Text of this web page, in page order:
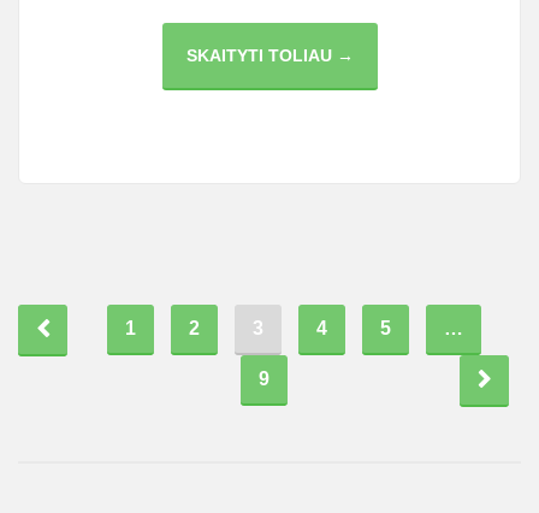
SKAITYTI TOLIAU →
ŽIEDAI
1 2 3 4 5 …
9